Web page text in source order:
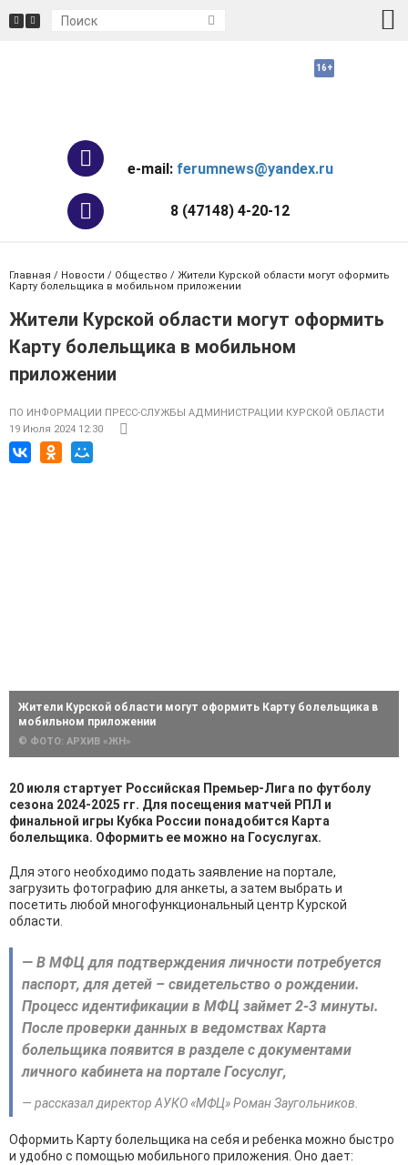
e-mail: ferumnews@yandex.ru
8 (47148) 4-20-12
Главная / Новости / Общество / Жители Курской области могут оформить
Карту болельщика в мобильном приложении
Жители Курской области могут оформить
Карту болельщика в мобильном
приложении
ПО ИНФОРМАЦИИ ПРЕСС-СЛУЖБЫ АДМИНИСТРАЦИИ КУРСКОЙ ОБЛАСТИ
19 Июля 2024 12:30
Жители Курской области могут оформить Карту болельщика в
мобильном приложении
© ФОТО: АРХИВ «ЖН»
20 июля стартует Российская Премьер-Лига по футболу
сезона 2024-2025 гг. Для посещения матчей РПЛ и
финальной игры Кубка России понадобится Карта
болельщика. Оформить ее можно на Госуслугах.
Для этого необходимо подать заявление на портале,
загрузить фотографию для анкеты, а затем выбрать и
посетить любой многофункциональный центр Курской
области.
— В МФЦ для подтверждения личности потребуется
паспорт, для детей – свидетельство о рождении.
Процесс идентификации в МФЦ займет 2-3 минуты.
После проверки данных в ведомствах Карта
болельщика появится в разделе с документами
личного кабинета на портале Госуслуг,
— рассказал директор АУКО «МФЦ» Роман Заугольников.
Оформить Карту болельщика на себя и ребенка можно быстро
и удобно с помощью мобильного приложения. Оно дает: